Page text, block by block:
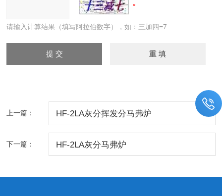
请输入计算结果（填写阿拉伯数字），如：三加四=7
上一篇： HF-2LA灰分挥发分马弗炉
下一篇： HF-2LA灰分马弗炉